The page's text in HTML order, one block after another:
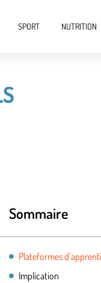
SPORT NUTRITION
Sommaire
Implication